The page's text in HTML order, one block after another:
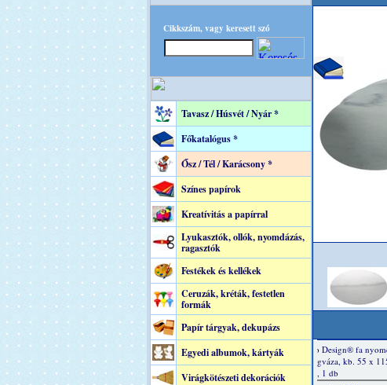
Cikkszám, vagy keresett szó
Tavasz / Húsvét / Nyár *
Főkatalógus *
Ősz / Tél / Karácsony *
Színes papírok
Kreatívitás a papírral
Lyukasztók, ollók, nyomdázás,
ragasztók
Festékek és kellékek
Ceruzák, kréták, festetlen
formák
Papír tárgyak, dekupázs
Egyedi albumok, kártyák
Virágkötészeti dekorációk